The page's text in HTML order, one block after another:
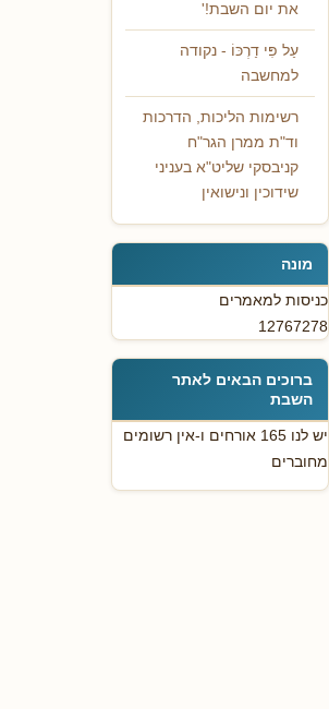
את יום השבת!'
עַל פִּי דַרְכּוֹ - נקודה
למחשבה
רשימות הליכות, הדרכות
וד"ת ממרן הגר"ח
קניבסקי שליט"א בעניני
שידוכין ונישואין
מונה
כניסות למאמרים
12767278
ברוכים הבאים לאתר
השבת
יש לנו 165 אורחים ו-אין רשומים
מחוברים